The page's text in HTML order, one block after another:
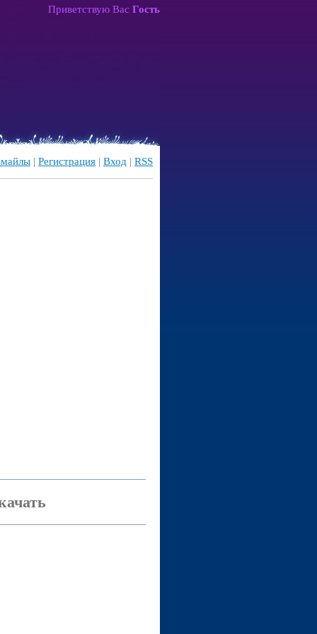
Приветствую Вас Гость
| Регистрация | Вход | RSS